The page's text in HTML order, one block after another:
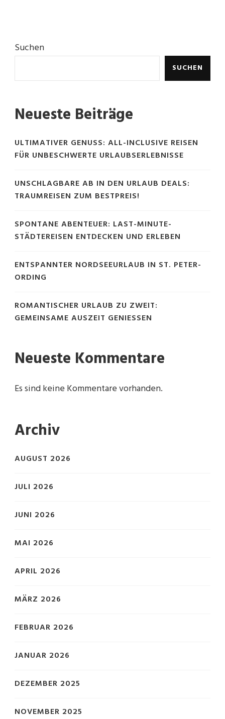
Suchen
SUCHEN
Neueste Beiträge
ULTIMATIVER GENUSS: ALL-INCLUSIVE REISEN
FÜR UNBESCHWERTE URLAUBSERLEBNISSE
UNSCHLAGBARE AB IN DEN URLAUB DEALS:
TRAUMREISEN ZUM BESTPREIS!
SPONTANE ABENTEUER: LAST-MINUTE-
STÄDTEREISEN ENTDECKEN UND ERLEBEN
ENTSPANNTER NORDSEEURLAUB IN ST. PETER-
ORDING
ROMANTISCHER URLAUB ZU ZWEIT:
GEMEINSAME AUSZEIT GENIESSEN
Neueste Kommentare
Es sind keine Kommentare vorhanden.
Archiv
AUGUST 2026
JULI 2026
JUNI 2026
MAI 2026
APRIL 2026
MÄRZ 2026
FEBRUAR 2026
JANUAR 2026
DEZEMBER 2025
NOVEMBER 2025